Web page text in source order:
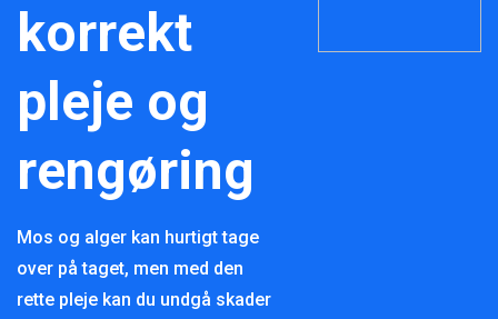
korrekt
pleje og
rengøring
Mos og alger kan hurtigt tage
over på taget, men med den
rette pleje kan du undgå skader